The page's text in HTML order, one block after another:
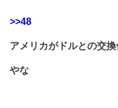
>>48
アメリカがドルとの交
やな